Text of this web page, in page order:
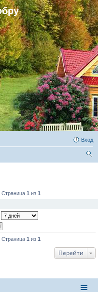
Вход
Страница 1 из 1
Страница 1 из 1
Перейти